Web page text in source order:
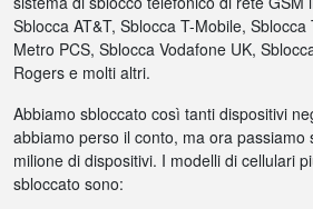
Sblocca AT&T, Sblocca T-Mobile,
Metro PCS, Sblocca Vodafone UK,
Rogers e molti altri.
Abbiamo sbloccato così tanti dispositivi
abbiamo perso il conto, ma ora passiamo
milione di dispositivi. I modelli di cellulari
sbloccato sono: